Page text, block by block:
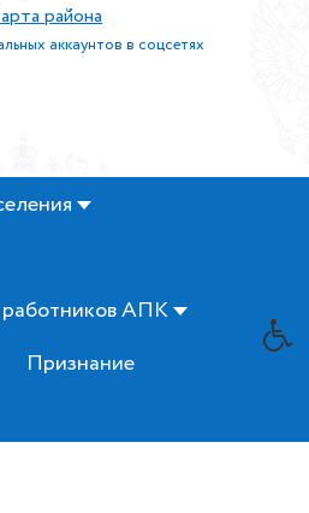
района
аккаунтов в соцсетях
АПК
Признание